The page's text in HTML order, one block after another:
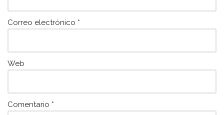
Correo electrónico *
Web
Comentario *